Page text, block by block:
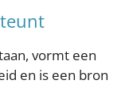
vormt een
en is een bron